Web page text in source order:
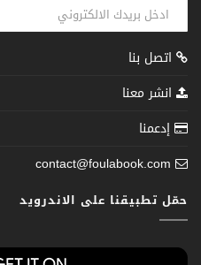
اتصل بنا
انشر معنا
إدعمنا
contact@foulabook.com
حمّل تطبيقنا على الاندرويد